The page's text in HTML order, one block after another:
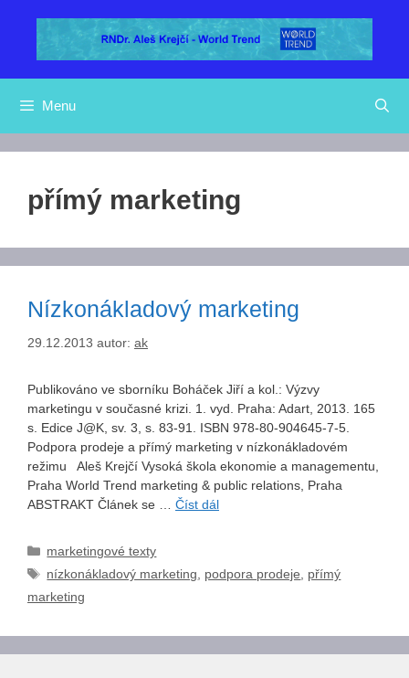
Menu
přímý marketing
Nízkonákladový marketing
29.12.2013 autor: ak
Publikováno ve sborníku Boháček Jiří a kol.: Výzvy
marketingu v současné krizi. 1. vyd. Praha: Adart, 2013. 165
s. Edice J@K, sv. 3, s. 83-91. ISBN 978-80-904645-7-5.
Podpora prodeje a přímý marketing v nízkonákladovém
režimu Aleš Krejčí Vysoká škola ekonomie a managementu,
Praha World Trend marketing & public relations, Praha
ABSTRAKT Článek se … Číst dál
Rubriky
marketingové texty
Štítky
nízkonákladový marketing, podpora prodeje, přímý
marketing